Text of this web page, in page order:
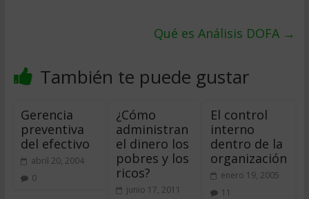
Qué es Análisis DOFA →
También te puede gustar
Gerencia
preventiva
del efectivo
abril 20, 2004
0
¿Cómo
administran
el dinero los
pobres y los
ricos?
junio 17, 2011
El control
interno
dentro de la
organización
enero 19, 2005
11